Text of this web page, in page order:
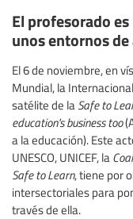
El profesorado
unos entornos
El 6 de noviembre, en
Mundial, la
satélite de la Safe to
education's business too
a la educación). Este
UNESCO, UNICEF, la
Safe to Learn, tiene por
intersectoriales para
través de ella.